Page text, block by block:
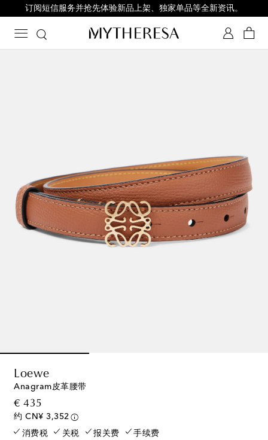
订阅短信服务并抢先体验新品上架、独家单品等全新资讯。
Loewe
Anagram皮革腰带
€ 435original price
约 CN¥ 3,352
消费税
关税 报关费
手续费